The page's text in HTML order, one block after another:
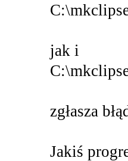
jak i
zgłasza
Jakiś